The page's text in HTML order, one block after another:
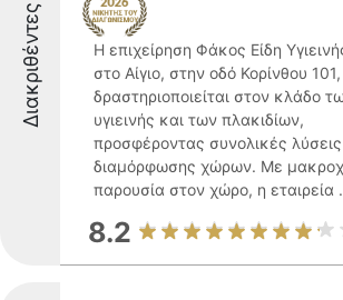
Διακριθέντες
Η επιχείρηση Φάκος Είδη
στο Αίγιο, στην οδό Κορίνθου 101,
δραστηριοποιείται στον κλάδο
υγιεινής και των πλακιδίων,
προσφέροντας συνολικές λύσεις
διαμόρφωσης χώρων. Με
παρουσία στον χώρο, η εταιρεία
8.2